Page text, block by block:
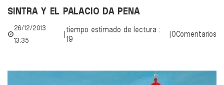
SINTRA Y EL PALACIO DA PENA
26/12/2013
13:35
tiempo estimado de lectura :
19
0Comentarios